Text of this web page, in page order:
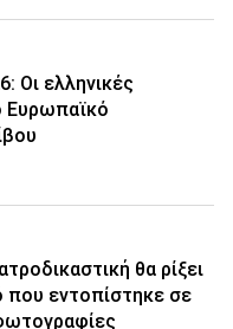
Οι ελληνικές
Ευρωπαϊκό
θα ρίξει
που εντοπίστηκε σε